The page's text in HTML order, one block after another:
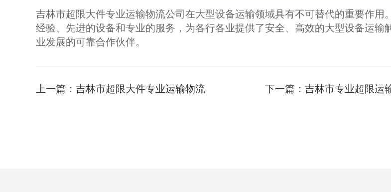
吉林市超限大件专业运输物流公司在大型设备运输领域具有不可替代的重要作用
经验、先进的设备和专业的服务，为各行各业提供了安全、高效的大型设备运输
业发展的可靠合作伙伴。
上一篇： 吉林市超限大件专业运输物流 下一篇： 吉林市专业超限运输公